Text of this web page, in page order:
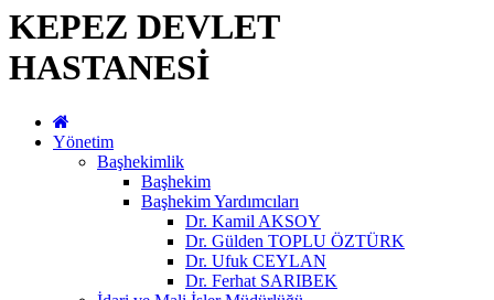
KEPEZ DEVLET
HASTANESİ
Yönetim
Başhekimlik
Başhekim
Başhekim Yardımcıları
Dr. Kamil AKSOY
Dr. Gülden TOPLU ÖZTÜRK
Dr. Ufuk CEYLAN
Dr. Ferhat SARIBEK